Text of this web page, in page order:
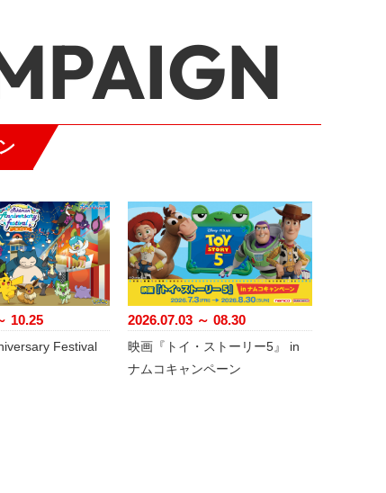
10.25
Festival
2026.07.03 ～ 08.30
映画『トイ・ストーリー5』 in
ナムコキャンペーン